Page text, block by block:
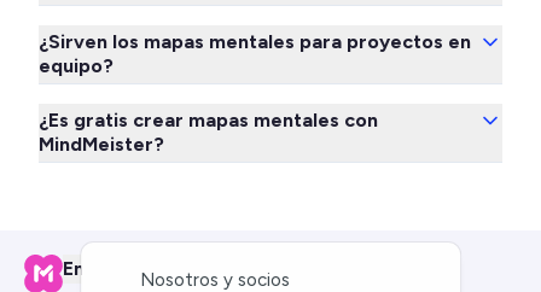
¿Sirven los mapas mentales para proyectos en
equipo?
¿Es gratis crear mapas mentales con
MindMeister?
EmpresaNosotros y socios